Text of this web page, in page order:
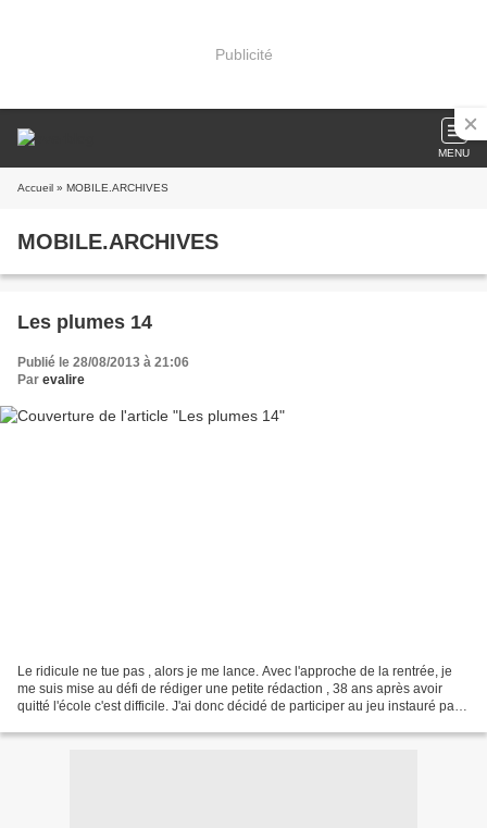
Publicité
MENU
Accueil » MOBILE.ARCHIVES
MOBILE.ARCHIVES
Les plumes 14
Publié le 28/08/2013 à 21:06
Par evalire
Le ridicule ne tue pas , alors je me lance. Avec l'approche de la rentrée, je
me suis mise au défi de rédiger une petite rédaction , 38 ans après avoir
quitté l'école c'est difficile. J'ai donc décidé de participer au jeu instauré par